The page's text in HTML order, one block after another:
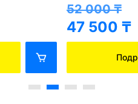
52 000₸
47 500 ₸